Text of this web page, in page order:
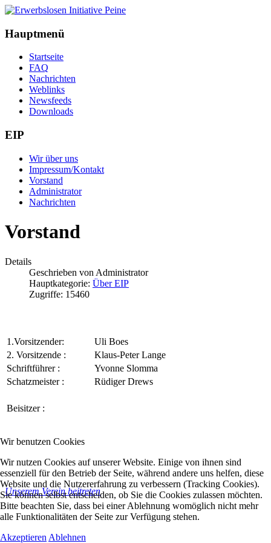
Hauptmenü
Startseite
FAQ
Nachrichten
Weblinks
Newsfeeds
Downloads
EIP
Wir über uns
Impressum/Kontakt
Vorstand
Administrator
Nachrichten
Vorstand
Details
Geschrieben von Administrator
Hauptkategorie: Über EIP
Zugriffe: 15460
1.Vorsitzender:
Uli Boes
2. Vorsitzende :
Klaus-Peter Lange
Schriftführer :
Yvonne Slomma
Schatzmeister :
Rüdiger Drews
Beisitzer :
Unserem Verein beitreten
Wir benutzen Cookies
Wir nutzen Cookies auf unserer Website. Einige von ihnen sind
essenziell für den Betrieb der Seite, während andere uns helfen, diese
Website und die Nutzererfahrung zu verbessern (Tracking Cookies).
Sie können selbst entscheiden, ob Sie die Cookies zulassen möchten.
Bitte beachten Sie, dass bei einer Ablehnung womöglich nicht mehr
alle Funktionalitäten der Seite zur Verfügung stehen.
Akzeptieren Ablehnen